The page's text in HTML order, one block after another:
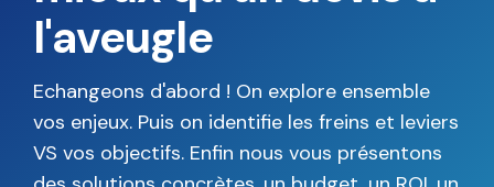
Votre projet mérite
mieux qu'un devis à
l'aveugle